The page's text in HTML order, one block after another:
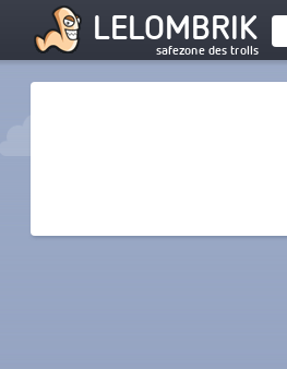
LELOMBRIK
safezone des trolls